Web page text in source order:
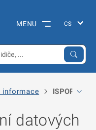
MENU
informace ISPOP -
datových